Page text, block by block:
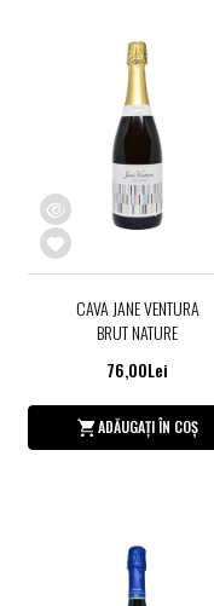
CAVA JANE VENTURA
BRUT NATURE
76,00Lei
ADĂUGAȚI ÎN COȘ